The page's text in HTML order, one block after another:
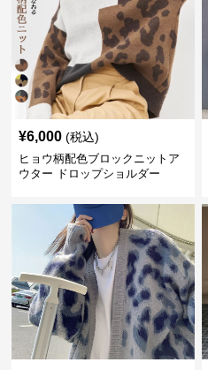
¥6,000 (税込)
ヒョウ柄配色ブロックニットア
ウター ドロップショルダー